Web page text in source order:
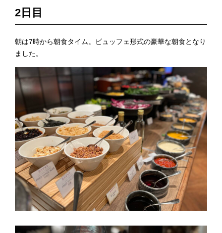
2日目
朝は7時から朝食タイム。ビュッフェ形式の豪華な朝食となり
ました。